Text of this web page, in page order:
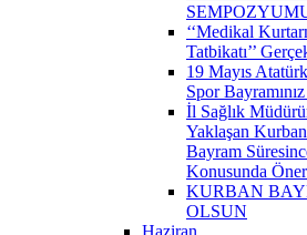
‘‘Medikal
Tatbikatı’’
19 Mayıs
Spor
İl Sağlık
Yaklaşan
Bayram
Konusunda
KURBAN
OLSUN
Haziran